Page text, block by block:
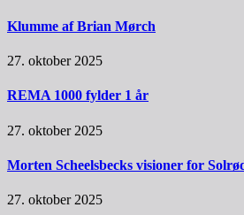
Klumme af Brian Mørch
27. oktober 2025
REMA 1000 fylder 1 år
27. oktober 2025
Morten Scheelsbecks visioner for
27. oktober 2025